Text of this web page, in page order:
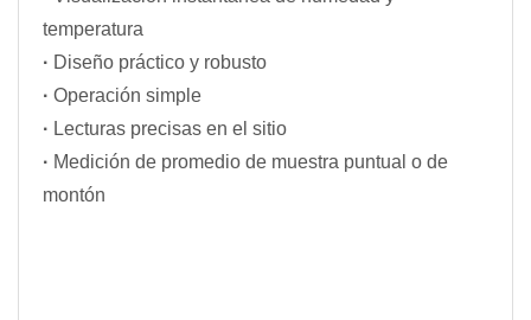
temperatura
· Diseño práctico y robusto
· Operación simple
· Lecturas precisas en el sitio
· Medición de promedio de muestra puntual o de
montón